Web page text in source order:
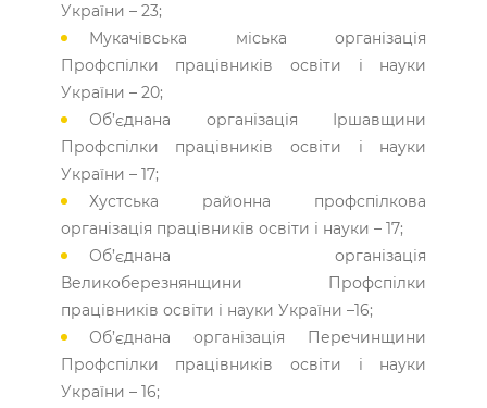
України – 23;
Мукачівська міська організація
Профспілки працівників освіти і науки
України – 20;
Об’єднана організація Іршавщини
Профспілки працівників освіти і науки
України – 17;
Хустська районна профспілкова
організація працівників освіти і науки – 17;
Об’єднана організація
Великоберезнянщини Профспілки
працівників освіти і науки України –16;
Об’єднана організація Перечинщини
Профспілки працівників освіти і науки
України – 16;